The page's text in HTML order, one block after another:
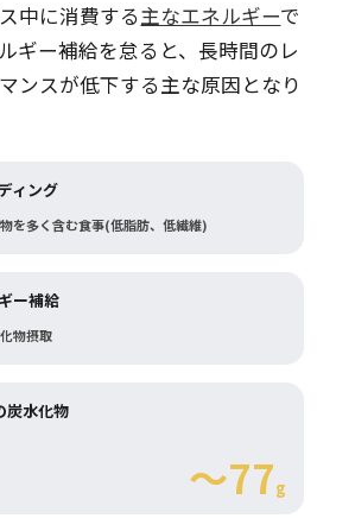
中に消費する主なエネルギーで
ギー補給を怠ると、長時間のレ
ンスが低下する主な原因となり
ィング
を多く含む食事(低脂肪、低繊維)
ー補給
物摂取
炭水化物
～77g